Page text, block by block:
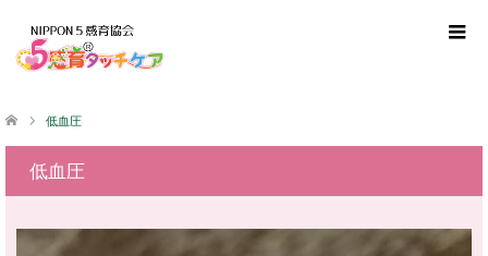
低血圧
低血圧